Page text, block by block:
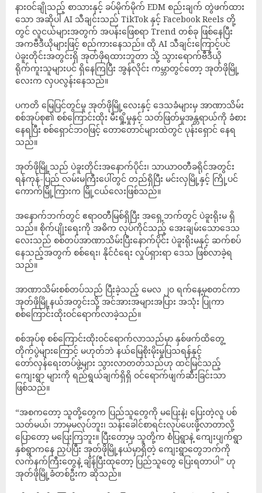
နားဝင်ချိုသည့် စာသားနှင့် ခပ်မိုက်မိုက် EDM စည်းချက် တွဲဖက်ထား
သော အဆိုပါ AI သီချင်းသည် TikTok နှင့် Facebook Reels တို့
တွင် လူငယ်များအတွက် အပန်းဖြေစရာ Trend တစ်ခု ဖြစ်နေပြီး
အကဗီဒီယိုများဖြင့် စည်ကားနေသည်။ ထို AI သီချင်းကြောင့်ပင်
ပဲခူးတိုင်းအတွင်းရှိ အုတ်ဖိုရထားဘူတာ သို့ သွားရောက်ဗီဒီယို
ရိုက်ကူးသူများပင် ရှိနေကြပြီး အွန်လိုင်း ကမ္ဘာတွင်တော့ အုတ်ဖိုမြို့
လေးက လှပလွန်းနေသည်။
ပကတိ မြေပြင်တွင်မူ အုတ်ဖိုမြို့လေးနှင့် ဒေသခံများမှ အာဏာသိမ်း
စစ်အုပ်စု၏ စစ်ကြောင်းထိုး မီးရှို့မှုနှင့် သတ်ဖြတ်မှုအန္တရာယ်ကို ခံစား
နေရပြီး စစ်ရှောင်ဘ၀ဖြင့် တောတောင်များထဲတွင် ပုန်းရှောင် နေရ
သည်။
အုတ်ဖိုမြို့သည် ပဲခူးတိုင်းအနောက်ပိုင်း၊ သာယာဝတီခရိုင်အတွင်း
ရန်ကုန်-ပြည် လမ်းမကြီးပေါ်တွင် တည်ရှိပြီး မင်းလှမြို့နှင့် ကြို့ပင်
ကောက်မြို့ကြားက မြို့ငယ်လေးဖြစ်သည်။
အနောက်ဘက်တွင် ဧရာဝတီမြစ်ရှိပြီး အရှေ့ဘက်တွင် ပဲခူးရိုးမ ရှိ
သည်။ စိုက်ပျိုးရေးကို အဓိက လုပ်ကိုင်သည့် အေးချမ်းသောဒေသ
လေးသည် စစ်တပ်အာဏာသိမ်းပြီးနောက်ပိုင်း ပဲခူးရိုးမနှင့် ဆက်စပ်
နေသည့်အတွက် စစ်ရေး၊ နိုင်ငံရေး လှုပ်ရှားရာ ဒေသ ဖြစ်လာခဲ့ရ
သည်။
အာဏာသိမ်းစစ်တပ်သည် ပြီးခဲ့သည့် မေလ ၂၀ ရက်နေ့မှစတင်ကာ
အုတ်ဖိုမြို့နယ်အတွင်းသို့ အင်အားအများအပြား အသုံး ပြုကာ
စစ်ကြောင်းထိုးဝင်ရောက်လာခဲ့သည်။
စစ်အုပ်စု စစ်ကြောင်းထိုးဝင်ရောက်လာသည်မှာ နှစ်ဖက်ထိတွေ့
တိုက်ပွဲများကြောင့် မဟုတ်ဘဲ နယ်မြေစိုးမိုးမှုပြသရန်နှင့်
တော်လှန်ရေးတပ်ဖွဲ့များ သွားလာတတ်သည်ဟု ထင်မြင်သည့်
ကျေးရွာ များကို ရည်ရွယ်ချက်ရှိရှိ ဝင်ရောက်ဖျက်ဆီးခြင်းသာ
ဖြစ်သည်။
“အစကတော့ သူတို့တွေက ပြည်သူတွေကို မပြေးနဲ့၊ ပြေးတဲ့လူ ပစ်
သတ်မယ်၊ ဘာမှမလုပ်ဘူး၊ သန်းခေါင်စာရင်းလုပ်ပေးဖို့လာတာလို့
ပြောတော့ မပြေးကြဘူး။ ပြီးတော့မှ သူတို့က စံပြရွာနဲ့ ကျေးပျက်ရွာ
နှစ်ရွာကနေ ညှပ်ပြီး အုတ်ဖိုမြို့နယ်မှာရှိတဲ့ ကျေးရွာတွေဘက်ကို
လက်နက်ကြီးတွေနဲ့ ချိန်ပြီးထုတော့ ပြည်သူတွေ ပြေးရတာပါ” ဟု
အုတ်ဖိုမြို့ခံတစ်ဦးက ဆိုသည်။